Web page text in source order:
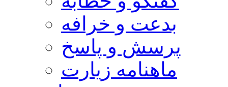
بدعت و خرافه
پرسش و پاسخ
ماهنامه زیارت